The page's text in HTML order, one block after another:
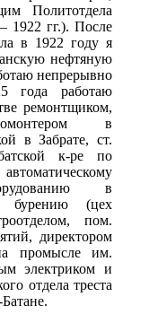
Политотдела
1922 гг.). После
в 1922 году я
нефтяную
непрерывно
года работаю
ремонтщиком,
в
в Забрате, ст.
к-ре по
в
бурению (цех
пом.
директором
промысле им.
электриком и
отдела треста